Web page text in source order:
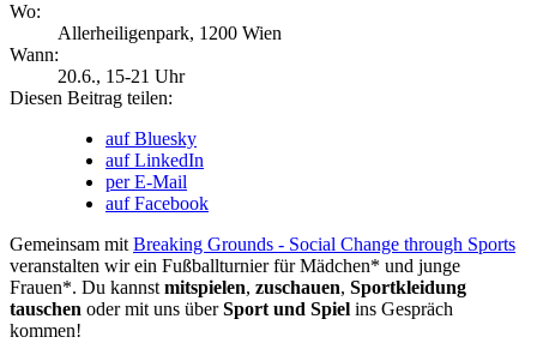
Wo:
Allerheiligenpark, 1200 Wien
Wann:
20.6., 15-21 Uhr
Diesen Beitrag teilen:
auf Bluesky
auf LinkedIn
per E-Mail
auf Facebook
Gemeinsam mit Breaking Grounds - Social Change through Sports
veranstalten wir ein Fußballturnier für Mädchen* und junge
Frauen*. Du kannst mitspielen, zuschauen, Sportkleidung
tauschen oder mit uns überSport und Spiel ins Gespräch
kommen!